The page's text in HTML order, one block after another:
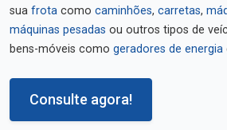
sua frota como caminhões, carretas,
máquinas pesadas ou outros tipos de
bens-móveis como geradores de energia
Consulte agora!